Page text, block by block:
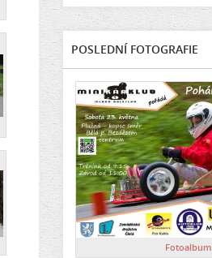
POSLEDNÍ FOTOGRAFIE
Fotoalbum